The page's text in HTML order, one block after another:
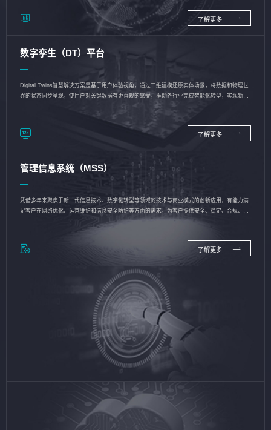
了解更多
数字孪生（DT）平台
Digital Twins智慧解决方案是基于用户体验视角，通过三维建模还原实体场景，将数据和物理世
界的状态同步呈现，使用户对关键数据有更直观的感受，推动各行业完成智能化转型，实现新旧
了解更多
管理信息系统（MSS）
凭借多年来聚焦于新一代信息技术、数字化转型等领域的技术与商业模式的创新应用，有能力满
足客户在网络优化、运营维护和信息安全防护等方面的需求，为客户提供安全、稳定、合规、持
了解更多